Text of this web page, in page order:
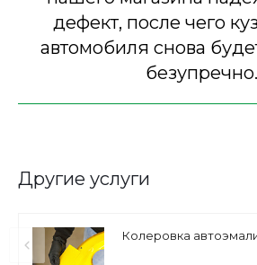
дефект, после чего
автомобиля снова
безупречно.
Другие услуги
Колеровка